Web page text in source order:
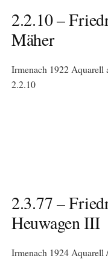
2.2.10 –
Mäher
Irmenach 1922 Aquarell
2.2.10
2.3.77 –
Heuwagen III
Irmenach 1924 Aquarell